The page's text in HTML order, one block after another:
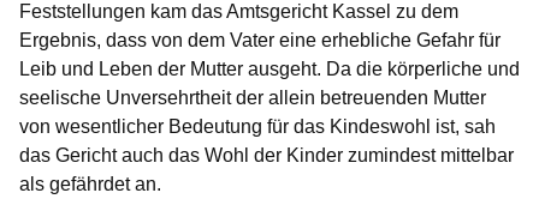
Feststellungen kam das Amtsgericht Kassel zu dem
Ergebnis, dass von dem Vater eine erhebliche Gefahr für
Leib und Leben der Mutter ausgeht. Da die körperliche und
seelische Unversehrtheit der allein betreuenden Mutter
von wesentlicher Bedeutung für das Kindeswohl ist, sah
das Gericht auch das Wohl der Kinder zumindest mittelbar
als gefährdet an.